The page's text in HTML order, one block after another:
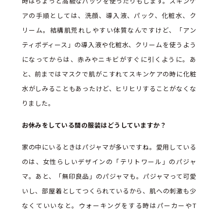
アの手順としては、洗顔、導入液、パック、化粧水、ク
リーム。結構肌荒れしやすい体質なんですけど、「アン
ティポディース」の導入液や化粧水、クリームを使うよう
になってからは、赤みやニキビがすぐに引くように。あ
と、前まではマスクで肌がこすれてスキンケアの時に化粧
水がしみることもあったけど、ヒリヒリすることがなくな
りました。
――お休みをしている間の服装はどうしていますか？
家の中にいるときはパジャマが多いですね。愛用している
のは、女性らしいデザインの「テリトワール」のパジャ
マ。あと、「無印良品」のパジャマも。パジャマって可愛
いし、部屋着としてつくられているから、肌への刺激も少
なくていいなと。ウォーキングをする時はパーカーやT